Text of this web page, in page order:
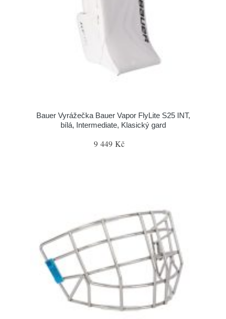
Bauer Vyrážečka Bauer Vapor FlyLite S25 INT,
bílá, Intermediate, Klasický gard
9 449 Kč